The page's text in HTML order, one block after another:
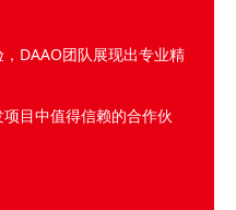
DAAO团队展现出专业精
目中值得信赖的合作伙